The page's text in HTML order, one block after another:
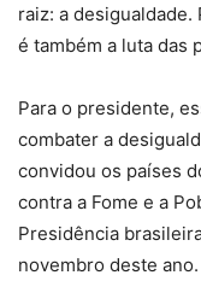
raiz: a
é também a luta das
Para o presidente,
combater a
convidou os países
contra a Fome e a
Presidência
novembro deste ano.